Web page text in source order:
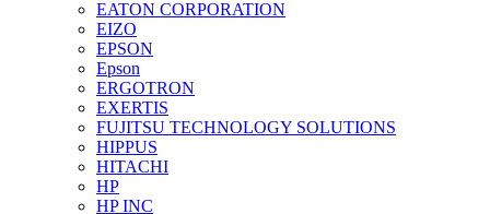
EATON CORPORATION
EIZO
EPSON
Epson
ERGOTRON
EXERTIS
FUJITSU TECHNOLOGY SOLUTIONS
HIPPUS
HITACHI
HP
HP INC